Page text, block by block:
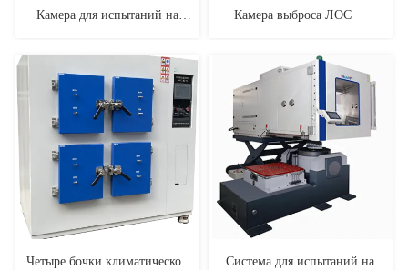
Камера для испытаний на
выброс формальдегида объемом
1 м3
Камера выброса ЛОС ㅤ ㅤ ㅤ ㅤ
Четыре бочки климатической Система для испытаний на